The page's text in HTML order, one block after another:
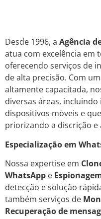
Desde 1996, a Agência
atua com excelência
oferecendo serviços de
de alta precisão. Com
altamente capacitada,
diversas áreas,
dispositivos móveis e
priorizando a discrição e
Especialização em
Nossa expertise em
WhatsApp e
detecção e solução
também serviços de
Recuperação de